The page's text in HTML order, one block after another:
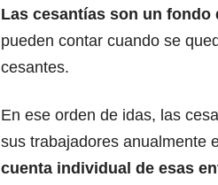
Las cesantías son un fondo
pueden contar cuando se
cesantes.
En ese orden de idas, las
sus trabajadores anualmente
cuenta individual de esas